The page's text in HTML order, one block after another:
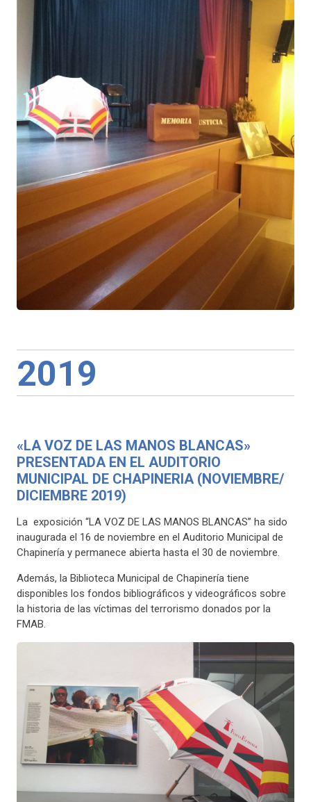
2019
«LA VOZ DE LAS MANOS BLANCAS»
PRESENTADA EN EL AUDITORIO
MUNICIPAL DE CHAPINERIA (NOVIEMBRE/
DICIEMBRE 2019)
La exposición “LA VOZ DE LAS MANOS BLANCAS” ha sido
inaugurada el 16 de noviembre en el Auditorio Municipal de
Chapinería y permanece abierta hasta el 30 de noviembre.
Además, la Biblioteca Municipal de Chapinería tiene
disponibles los fondos bibliográficos y videográficos sobre
la historia de las víctimas del terrorismo donados por la
FMAB.